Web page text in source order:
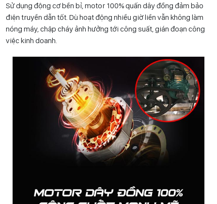
Sử dụng động cơ bền bỉ, motor 100% quấn dây đồng đảm bảo
điện truyền dẫn tốt. Dù hoạt động nhiều giờ liền vẫn không làm
nóng máy, chập cháy ảnh hưởng tới công suất, gián đoạn công
việc kinh doanh.